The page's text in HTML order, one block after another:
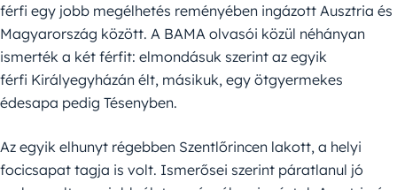
férfi egy jobb megélhetés reményében ingázott Ausztria és
Magyarország között. A BAMA olvasói közül néhányan
ismerték a két férfit: elmondásuk szerint az egyik
férfi Királyegyházán élt, másikuk, egy ötgyermekes
édesapa pedig Tésenyben.
Az egyik elhunyt régebben Szentlőrincen lakott, a helyi
focicsapat tagja is volt. Ismerősei szerint páratlanul jó